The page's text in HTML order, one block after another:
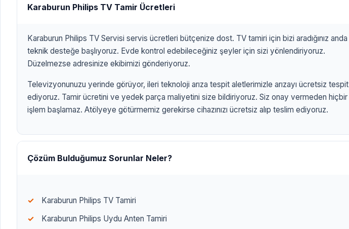
ANASAYFA TV MARKALARI KARABURUN PHİLİPS TV SERVİSİ
KARABURUN PHİLİPS TV
SERVİSİ
Karaburun Philips TV Tamir Ücretleri
Karaburun Philips TV Servisi servis ücretleri bütçenize dost. TV tamiri için bizi aradığınız anda
teknik desteğe başlıyoruz. Evde kontrol edebileceğiniz şeyler için sizi yönlendiriyoruz.
Düzelmezse adresinize ekibimizi gönderiyoruz.
Televizyonunuzu yerinde görüyor, ileri teknoloji arıza tespit aletlerimizle arızayı ücretsiz tespit
ediyoruz. Tamir ücretini ve yedek parça maliyetini size bildiriyoruz. Siz onay vermeden hiçbir
işlem başlamaz. Atölyeye götürmemiz gerekirse cihazınızı ücretsiz alıp teslim ediyoruz.
Çözüm Bulduğumuz Sorunlar Neler?
Karaburun Philips TV Tamiri
Karaburun Philips Uydu Anten Tamiri